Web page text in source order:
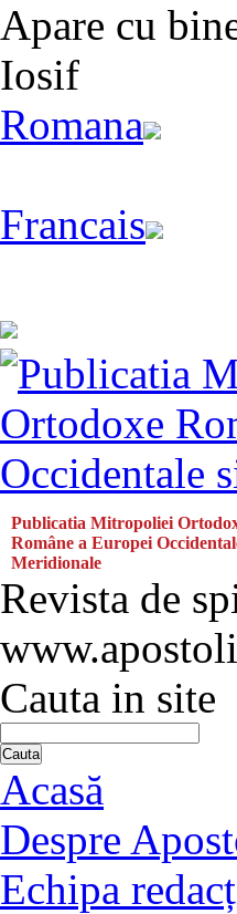
Apare cu
Iosif
Romana
Francais
Publicatia Mitropoliei
Române a Europei
Meridionale
Revista de
Cauta in site
Cauta
Acasă
Despre
Echipa